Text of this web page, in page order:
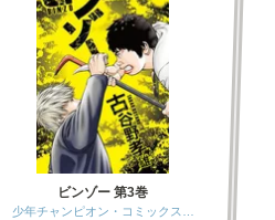
ビンゾー 第3巻
少年チャンピオン・コミックス…